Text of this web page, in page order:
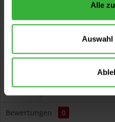
Alle
Auswahl
Lackierungen und
Bewertungen
0